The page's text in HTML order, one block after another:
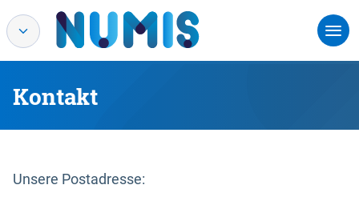
Kontakt
Unsere Postadresse: